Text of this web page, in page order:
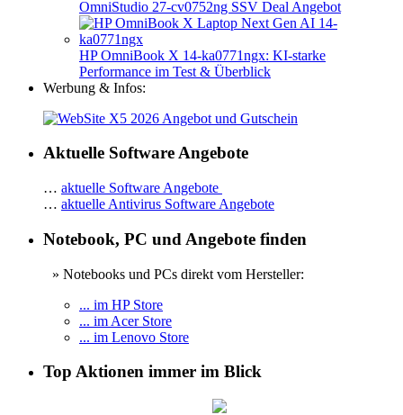
OmniStudio 27-cv0752ng SSV Deal Angebot
HP OmniBook X 14-ka0771ngx: KI-starke
Performance im Test & Überblick
Werbung & Infos:
Aktuelle Software Angebote
… aktuelle Software Angebote
… aktuelle Antivirus Software Angebote
Notebook, PC und Angebote finden
» Notebooks und PCs direkt vom Hersteller:
... im HP Store
... im Acer Store
... im Lenovo Store
Top Aktionen immer im Blick